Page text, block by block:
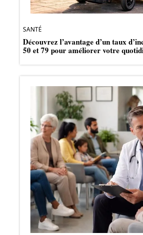
SANTÉ
Découvrez l’avantage d’un taux
50 et 79 pour améliorer votre